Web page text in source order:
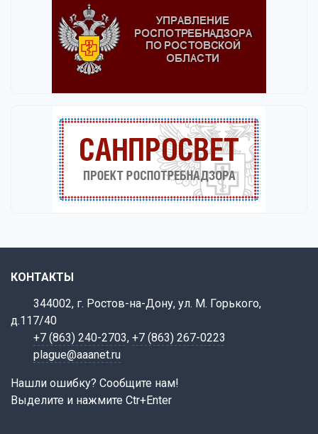
КОНТАКТЫ
344002, г. Ростов-на-Дону, ул. М. Горького,
д.117/40
+7 (863) 240-2703, +7 (863) 267-0223
plague@aaanet.ru
Нашли ошибку? Сообщите нам!
Выделите и нажмите Ctr+Enter